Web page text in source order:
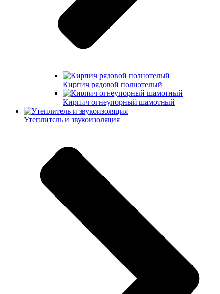
Кирпич рядовой полнотелый
Кирпич огнеупорный шамотный
Утеплитель и звукоизоляция